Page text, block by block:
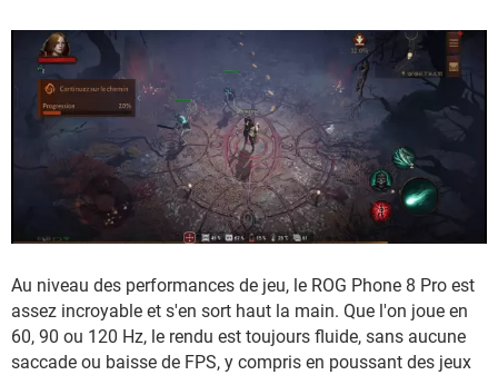
Au niveau des performances de jeu, le ROG Phone 8 Pro est
assez incroyable et s'en sort haut la main. Que l'on joue en
60, 90 ou 120 Hz, le rendu est toujours fluide, sans aucune
saccade ou baisse de FPS, y compris en poussant des jeux